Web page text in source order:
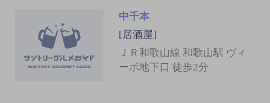
中千本
[居酒屋]
ＪＲ和歌山線 和歌山駅 ヴィ
ーボ地下口 徒歩2分